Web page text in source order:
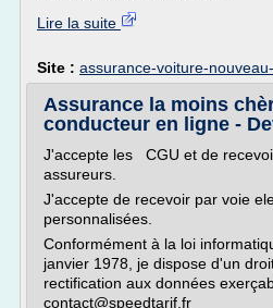
Lire la suite
Site : assurance-voiture-
Assurance la moins
conducteur en ligne -
J'accepte les CGU et de
assureurs.
J'accepte de recevoir par voie
personnalisées.
Conformément à la loi
janvier 1978, je dispose d'un
rectification aux données
contact@speedtarif.fr